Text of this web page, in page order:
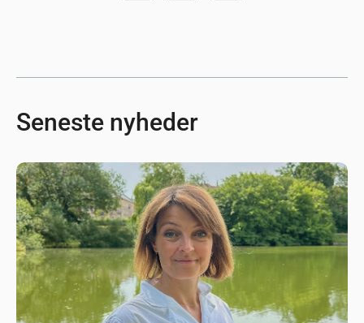
Seneste nyheder